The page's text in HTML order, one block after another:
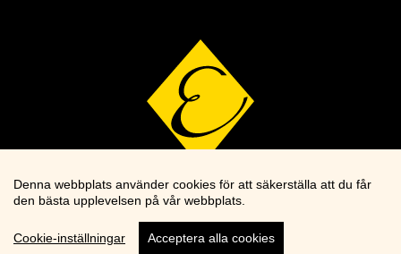
Denna webbplats använder cookies för att säkerställa att du får
den bästa upplevelsen på vår webbplats.
Cookie-inställningar Acceptera alla cookies